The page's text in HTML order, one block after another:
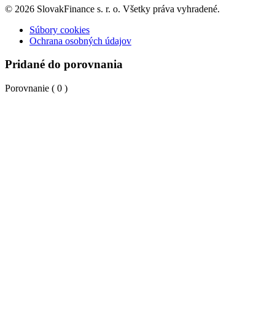
© 2026 SlovakFinance s. r. o. Všetky práva vyhradené.
Súbory cookies
Ochrana osobných údajov
Pridané do porovnania
Porovnanie ( 0 )